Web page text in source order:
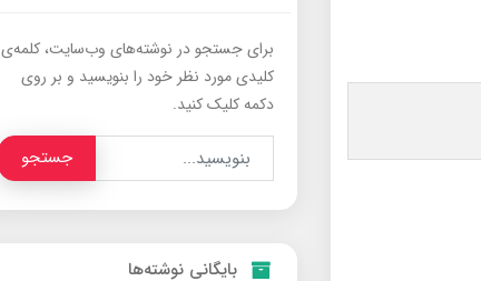
برای جستجو در نوشته‌های وب‌سایت، کلمه‌ی
کلیدی مورد نظر خود را بنویسید و بر روی
دکمه کلیک کنید.
جستجو
بایگانی نوشته‌ها